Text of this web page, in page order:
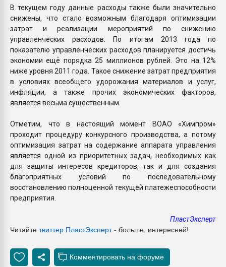
В текущем году данные расходы также были значительно
снижены, что стало возможным благодаря оптимизации
затрат и реализации мероприятий по снижению
управленческих расходов. По итогам 2013 года по
показателю управленческих расходов планируется достичь
экономии ещё порядка 25 миллионов рублей. Это на 12%
ниже уровня 2011 года. Такое снижение затрат предприятия
в условиях всеобщего удорожания материалов и услуг,
инфляции, а также прочих экономических факторов,
является весьма существенным.
Отметим, что в настоящий момент ВОАО «Химпром»
проходит процедуру конкурсного производства, а потому
оптимизация затрат на содержание аппарата управления
является одной из приоритетных задач, необходимых как
для защиты интересов кредиторов, так и для создания
благоприятных условий по последовательному
восстановлению полноценной текущей платежеспособности
предприятия.
ПластЭксперт
Читайте твиттер ПластЭксперт- больше, интересней!